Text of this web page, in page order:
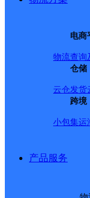
电商
物流查询
仓储
云仓发货
跨境
小包集运
产品服务
所属区域：安
网点地址：安
网点负责人：